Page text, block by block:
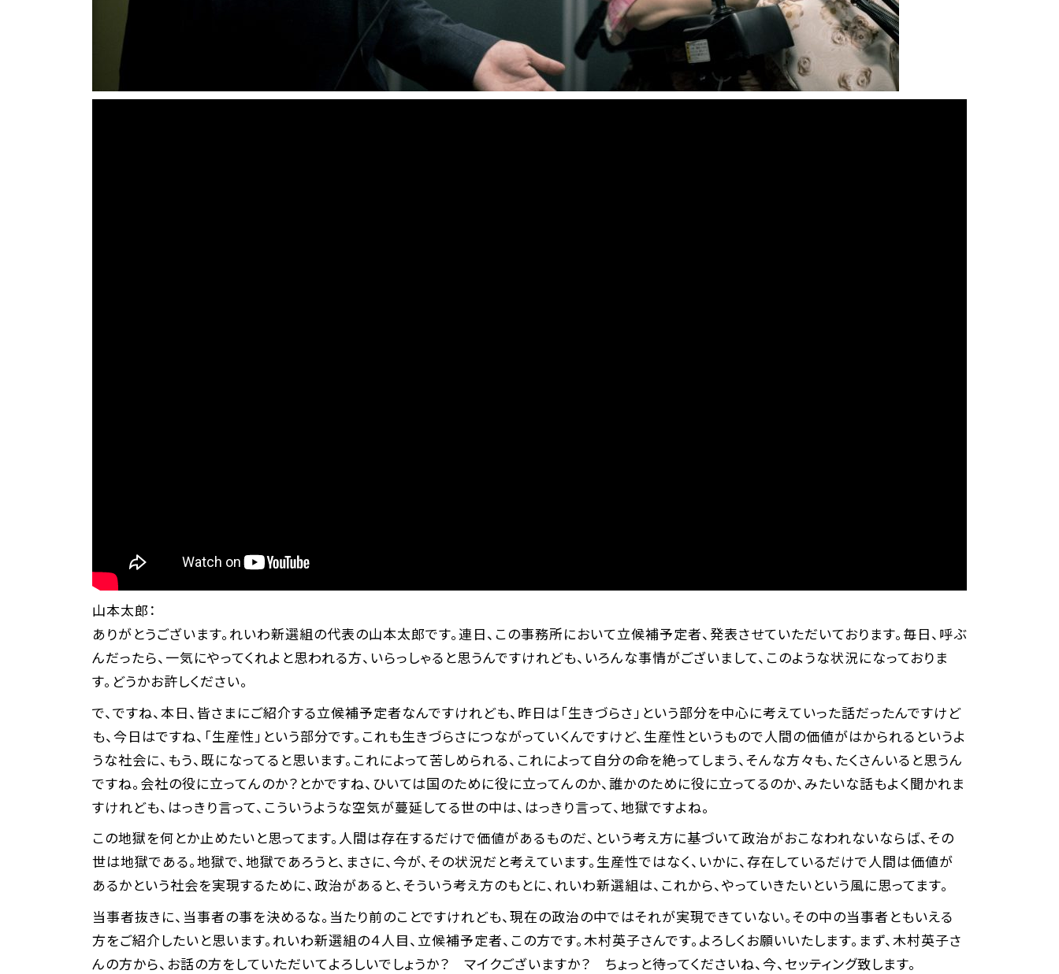
山本太郎：
ありがとうございます。れいわ新選組の代表の山本太郎です。連日、この事務所において立候補予定者、発表させていただいております。毎日、呼ぶ
んだったら、一気にやってくれよと思われる方、いらっしゃると思うんですけれども、いろんな事情がございまして、このような状況になっておりま
す。どうかお許しください。
で、ですね、本日、皆さまにご紹介する立候補予定者なんですけれども、昨日は「生きづらさ」という部分を中心に考えていった話だったんですけど
も、今日はですね、「生産性」という部分です。これも生きづらさにつながっていくんですけど、生産性というもので人間の価値がはかられるというよ
うな社会に、もう、既になってると思います。これによって苦しめられる、これによって自分の命を絶ってしまう、そんな方々も、たくさんいると思うん
ですね。会社の役に立ってんのか？とかですね、ひいては国のために役に立ってんのか、誰かのために役に立ってるのか、みたいな話もよく聞かれま
すけれども、はっきり言って、こういうような空気が蔓延してる世の中は、はっきり言って、地獄ですよね。
この地獄を何とか止めたいと思ってます。人間は存在するだけで価値があるものだ、という考え方に基づいて政治がおこなわれないならば、その
世は地獄である。地獄で、地獄であろうと、まさに、今が、その状況だと考えています。生産性ではなく、いかに、存在しているだけで人間は価値が
あるかという社会を実現するために、政治があると、そういう考え方のもとに、れいわ新選組は、これから、やっていきたいという風に思ってます。
当事者抜きに、当事者の事を決めるな。当たり前のことですけれども、現在の政治の中ではそれが実現できていない。その中の当事者ともいえる
方をご紹介したいと思います。れいわ新選組の４人目、立候補予定者、この方です。木村英子さんです。よろしくお願いいたします。まず、木村英子さ
んの方から、お話の方をしていただいてよろしいでしょうか？ マイクございますか？ ちょっと待ってくださいね、今、セッティング致します。